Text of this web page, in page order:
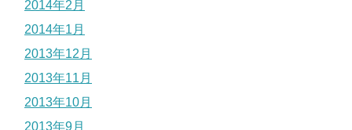
2014年2月
2014年1月
2013年12月
2013年11月
2013年10月
2013年9月